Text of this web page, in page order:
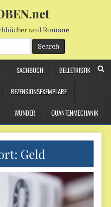
und Romane
SACHBUCH BELLETRISTIK
REZENSIONSEXEMPLARE
WUNDER QUANTENMECHANIK
Geld